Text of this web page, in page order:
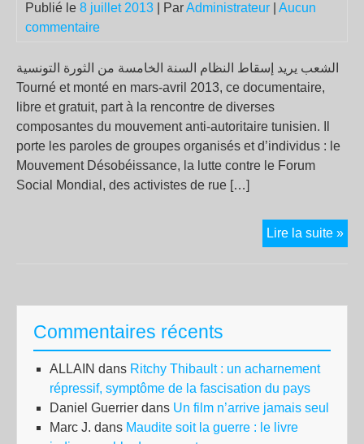
Publié le 8 juillet 2013 | ParAdministrateur
Aucun
commentaire
الشعب يريد إسقاط النظام السنة الخامسة من الثورة التونسية
Tourné et monté en mars-avril 2013, ce documentaire,
libre et gratuit, part à la rencontre de diverses
composantes du mouvement anti-autoritaire tunisien. Il
porte les paroles de groupes organisés et d’individus : le
Mouvement Désobéissance, la lutte contre le Forum
Social Mondial, des activistes de rue […]
Lire la suite »Le
Commentaires récents
ALLAIN dans Ritchy Thibault : un acharnement
répressif, symptôme de la fascisation du pays
Daniel Guerrier dans Un film n’arrive jamais seul
Marc J. dans Maudite soit la guerre : le livre